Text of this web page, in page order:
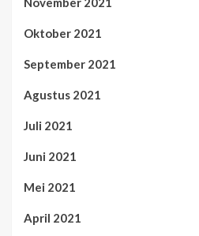
Oktober 2021
September 2021
Agustus 2021
Juli 2021
Juni 2021
Mei 2021
April 2021